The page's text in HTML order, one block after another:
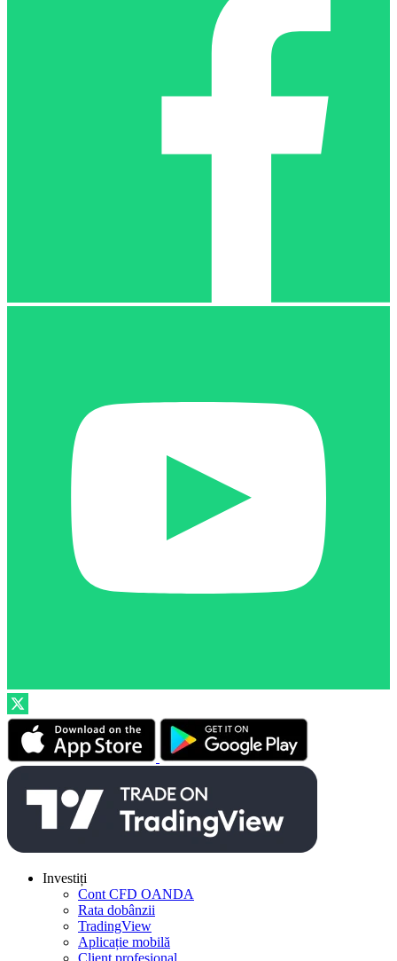
Investiți
Cont CFD OANDA
Rata dobânzii
TradingView
Aplicație mobilă